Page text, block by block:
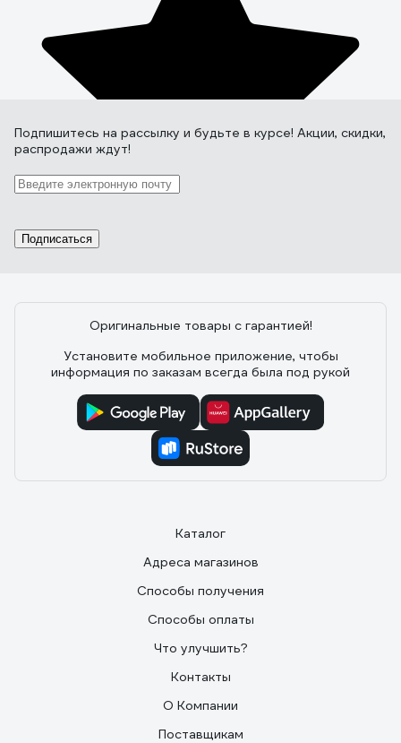
Подпишитесь на рассылку и будьте в курсе! Акции, скидки,
распродажи ждут!
Подписаться
Оригинальные товары с гарантией!
Установите мобильное приложение, чтобы
информация по заказам всегда была под рукой
Каталог
Адреса магазинов
Способы получения
Способы оплаты
Что улучшить?
Контакты
О Компании
Поставщикам